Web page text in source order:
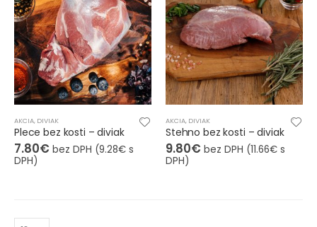
AKCIA, DIVIAK
Plece bez kosti – diviak
7.80€ bez DPH (9.28€ s
DPH)
AKCIA, DIVIAK
Stehno bez kosti – diviak
9.80€ bez DPH (11.66€ s
DPH)